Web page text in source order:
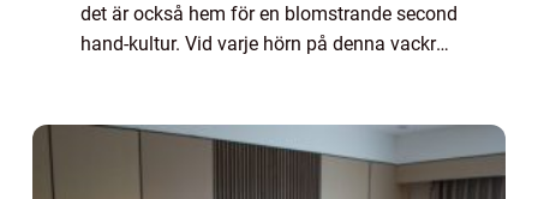
det är också hem för en blomstrande second
hand-kultur. Vid varje hörn på denna vackra